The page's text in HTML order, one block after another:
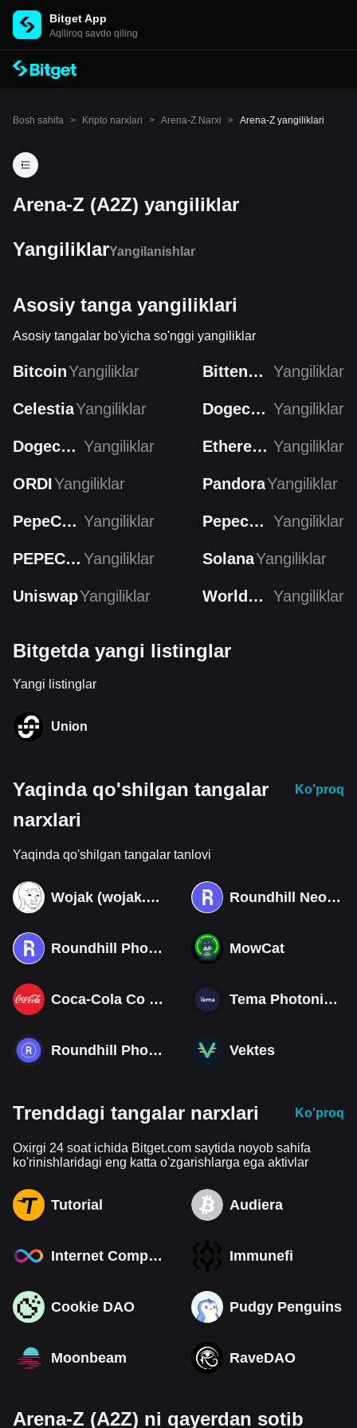
Bitget App
Aqlliroq savdo qiling
Bosh sahifa > Kripto narxlari > Arena-Z Narxi > Arena-Z yangiliklari
Arena-Z (A2Z) yangiliklar
YangiliklarYangilanishlar
Asosiy tanga yangiliklari
Asosiy tangalar bo'yicha so'nggi yangiliklar
BitcoinYangiliklar Bittensor Yangiliklar
CelestiaYangiliklar Dogecoin Yangiliklar
Dogecoin Yangiliklar Ethereum Yangiliklar
ORDIYangiliklar PandoraYangiliklar
PepeCoin Yangiliklar Pepecoin Yangiliklar
PEPECOIN Yangiliklar SolanaYangiliklar
UniswapYangiliklar Worldcoin Yangiliklar
Bitgetda yangi listinglar
Yangi listinglar
Union
Yaqinda qo'shilgan tangalar
narxlari
Ko'proq
Yaqinda qo'shilgan tangalar tanlovi
Wojak (wojak.art) Roundhill Neocloud ETF (Derivatives)
Roundhill Photonics & Optics ETF (Derivatives) MowCat
Coca-Cola Co (Derivatives) Tema Photonics & Optical ETF
Roundhill Photonics & Optics ETF Vektes
Trenddagi tangalar narxlari Ko'proq
Oxirgi 24 soat ichida Bitget.com saytida noyob sahifa
ko'rinishlaridagi eng katta o'zgarishlarga ega aktivlar
Tutorial Audiera
Internet Computer Immunefi
Cookie DAO Pudgy Penguins
Moonbeam RaveDAO
Arena-Z (A2Z) ni qayerdan sotib